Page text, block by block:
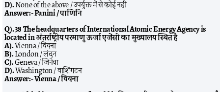
D).None of the above / उपर्युक्त में से कोई नहीं
Answer:-Panini / पाणिनि
Q). 38 The headquarters of International Atomic Energy Agency is
located in अंतर्राष्ट्रीय परमाणु ऊर्जा एजेंसी का मुख्यालय स्थित है
A).Vienna / वियना
B).London / लंदन
C).Geneva / जिनेवा
D).Washington / वाशिंगटन
Answer:-Vienna / वियना